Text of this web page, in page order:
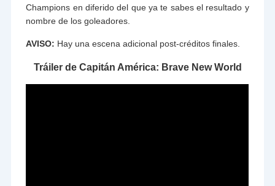
Champions en diferido del que ya te sabes el resultado y
nombre de los goleadores.
AVISO: Hay una escena adicional post-créditos finales.
Tráiler de Capitán América: Brave New World